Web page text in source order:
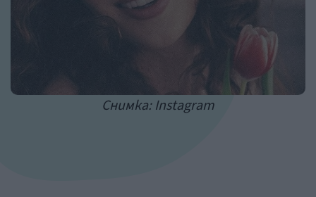
Снимка: Instagram